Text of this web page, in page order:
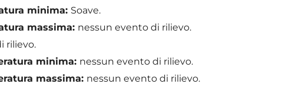
minima: Soave.
massima: nessun evento di rilievo.
rilievo.
minima: nessun evento di rilievo.
massima: nessun evento di rilievo.